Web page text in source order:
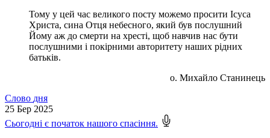
Тому у цей час великого посту можемо просити Ісуса
Христа, сина Отця небесного, який був послушний
Йому аж до смерти на хресті, щоб навчив нас бути
послушними і покірними авторитету наших рідних
батьків.
о. Михайло Станинець
Слово дня
25 Бер 2025
Сьогодні є початок нашого спасіння.